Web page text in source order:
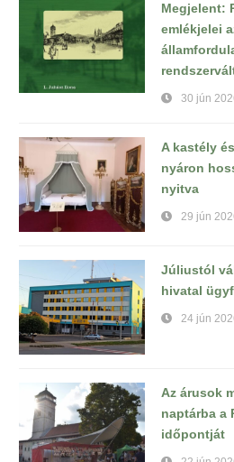
Megjelent:
emlékjelei
30 jún
A kastély
nyáron
nyitva
29 jún
Júliustól
hivatal
24 jún
Az árusok
naptárba a
időpontját